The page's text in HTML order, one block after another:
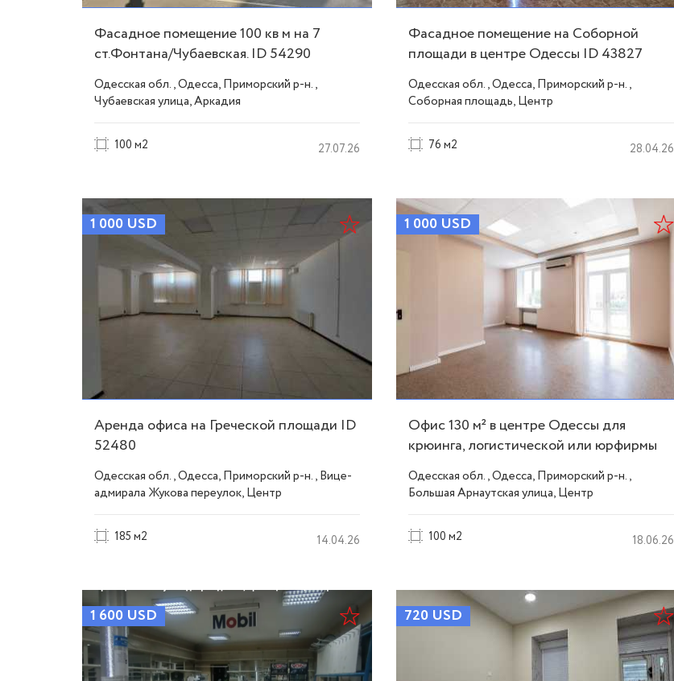
Фасадное помещение 100 кв м на 7
ст.Фонтана/Чубаевская. ID 54290
Одесская обл., Одесса, Приморский р-н.,
Чубаевская улица, Аркадия
100 м2 27.07.26
Фасадное помещение на Соборной
площади в центре Одессы ID 43827
Одесская обл., Одесса, Приморский р-н.,
Соборная площадь, Центр
76 м2 28.04.26
1 000 USD
Аренда офиса на Греческой площади ID
52480
Одесская обл., Одесса, Приморский р-н., Вице-
адмирала Жукова переулок, Центр
185 м2 14.04.26
1 000 USD
Офис 130 м² в центре Одессы для
крюинга, логистической или юрфирмы
ID 52501
Одесская обл., Одесса, Приморский р-н.,
Большая Арнаутская улица, Центр
100 м2 18.06.26
1 600 USD 720 USD